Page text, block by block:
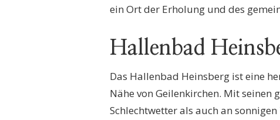
ein Ort der Erholung und des
Hallenbad
Das Hallenbad Heinsberg ist eine
Nähe von Geilenkirchen. Mit seinen
Schlechtwetter als auch an